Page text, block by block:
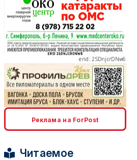
работа
Где в Севастополе можно
заработать 100 тысяч в
erid: 2SDnjcrDNw6
erid: 2SDnjdPjgYS
Реклама на ForPost
Читаемое